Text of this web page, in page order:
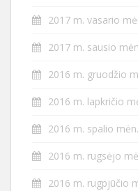
2017 m. vasario
2017 m. sausio
2016 m. gruodžio
2016 m. lapkričio
2016 m. spalio mėn.
2016 m. rugsėjo
2016 m. rugpjūčio